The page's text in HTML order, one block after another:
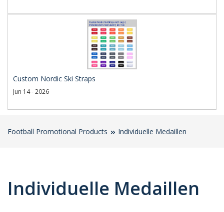
Custom Nordic Ski Straps
Jun 14 - 2026
Football Promotional Products Individuelle Medaillen
Individuelle Medaillen